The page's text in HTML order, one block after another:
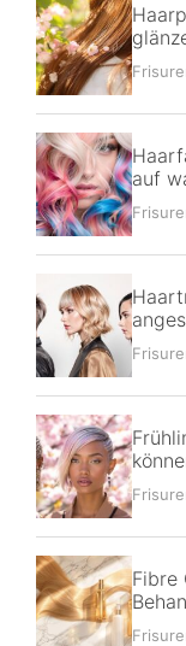
auf
Fibre